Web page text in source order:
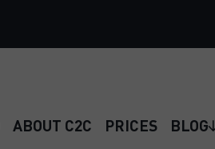
ABOUT C2C PRICES BLOG